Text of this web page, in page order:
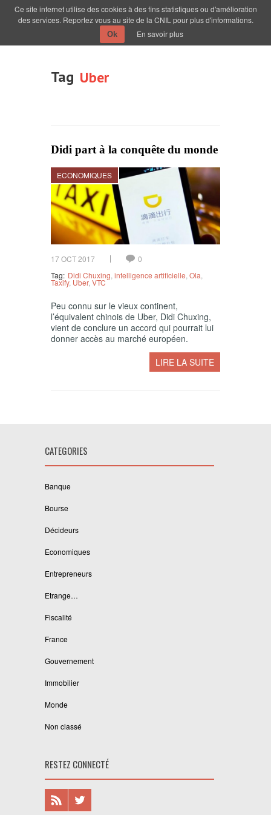
Tag Uber
Didi part à la conquête du monde
ECONOMIQUES
17 OCT 2017
0
Tag: Didi Chuxing intelligence artificielle Ola
Taxify, Uber, VTC
Peu connu sur le vieux continent,
l’équivalent chinois de Uber, Didi Chuxing,
vient de conclure un accord qui pourrait lui
donner accès au marché européen.
LIRE LA SUITE
CATEGORIES
Banque
Bourse
Décideurs
Economiques
Entrepreneurs
Etrange…
Fiscalité
France
Gouvernement
Immobilier
Monde
Non classé
RESTEZ CONNECTÉ
Ce site internet utilise des cookies à des fins statistiques ou d'amélioration
des services. Reportez vous au site de la CNIL pour plus d'informations.
Ok En savoir plus